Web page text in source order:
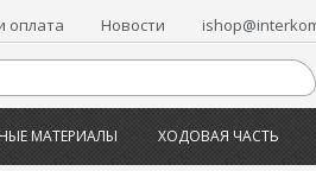
оплата Новости
МАТЕРИАЛЫ ХОДОВАЯ ЧАСТЬ